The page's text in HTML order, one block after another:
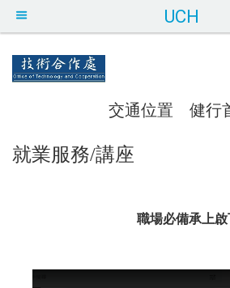
UCH
交通位置 健行
就業服務/講座
職場必備承上